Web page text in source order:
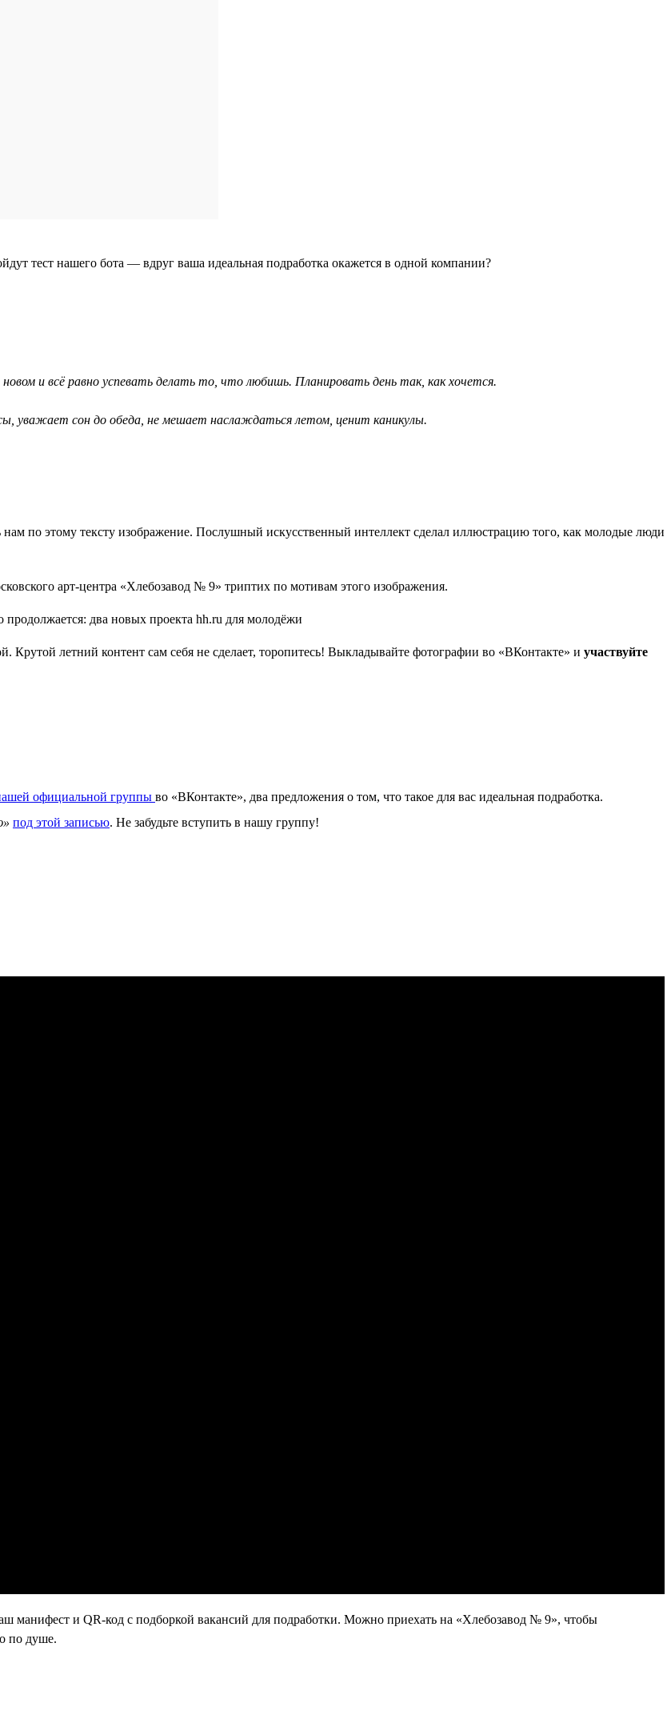
тест нашего бота — вдруг ваша идеальная подработка окажется в одной компании?
и всё равно успевать делать то, что любишь. Планировать день так, как хочется.
уважает сон до обеда, не мешает наслаждаться летом, ценит каникулы.
по этому тексту изображение. Послушный искусственный интеллект сделал иллюстрацию того, как молодые люди
арт-центра «Хлебозавод № 9» триптих по мотивам этого изображения.
Крутой летний контент сам себя не сделает, торопитесь! Выкладывайте фотографии во «ВКонтакте» и участвуйте
официальной группы во «ВКонтакте», два предложения о том, что такое для вас идеальная подработка.
под этой записью. Не забудьте вступить в нашу группу!
манифест и QR-код с подборкой вакансий для подработки. Можно приехать на «Хлебозавод № 9», чтобы
по душе.